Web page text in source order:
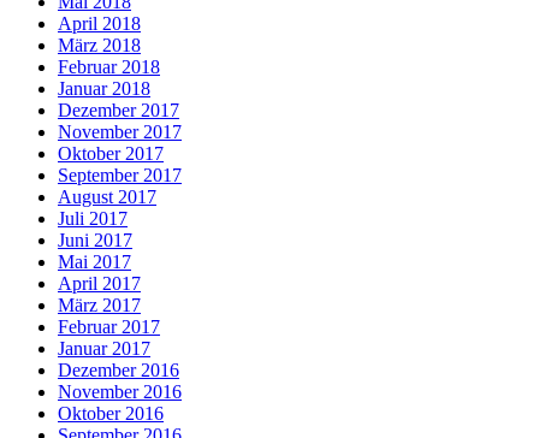
April 2018
März 2018
Februar 2018
Januar 2018
Dezember 2017
November 2017
Oktober 2017
September 2017
August 2017
Juli 2017
Juni 2017
Mai 2017
April 2017
März 2017
Februar 2017
Januar 2017
Dezember 2016
November 2016
Oktober 2016